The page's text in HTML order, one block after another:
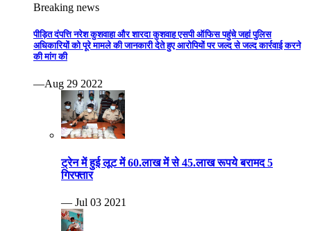
Breaking news
पीड़ित दंपत्ति नरेश कुशवाहा और शारदा कुशवाह एसपी ऑफिस पहुंचे जहां पुलिस
अधिकारियों को पूरे मामले की जानकारी देते हुए आरोपियों पर जल्द से जल्द कार्रवाई करने
की मांग की
—Aug 29 2022
ट्रेन में हुई लूट में 60.लाख में से 45.लाख रूपये बरामद 5
गिरफ्तार
— Jul 03 2021